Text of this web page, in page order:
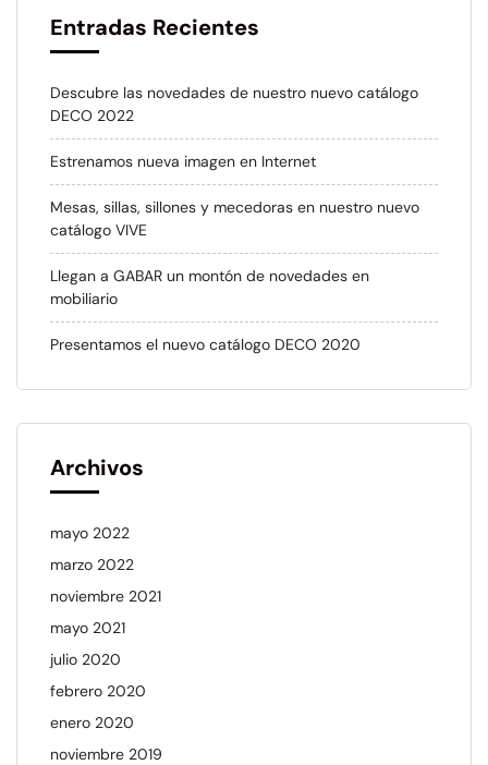
Entradas Recientes
Descubre las novedades de nuestro nuevo catálogo
DECO 2022
Estrenamos nueva imagen en Internet
Mesas, sillas, sillones y mecedoras en nuestro nuevo
catálogo VIVE
Llegan a GABAR un montón de novedades en
mobiliario
Presentamos el nuevo catálogo DECO 2020
Archivos
mayo 2022
marzo 2022
noviembre 2021
mayo 2021
julio 2020
febrero 2020
enero 2020
noviembre 2019